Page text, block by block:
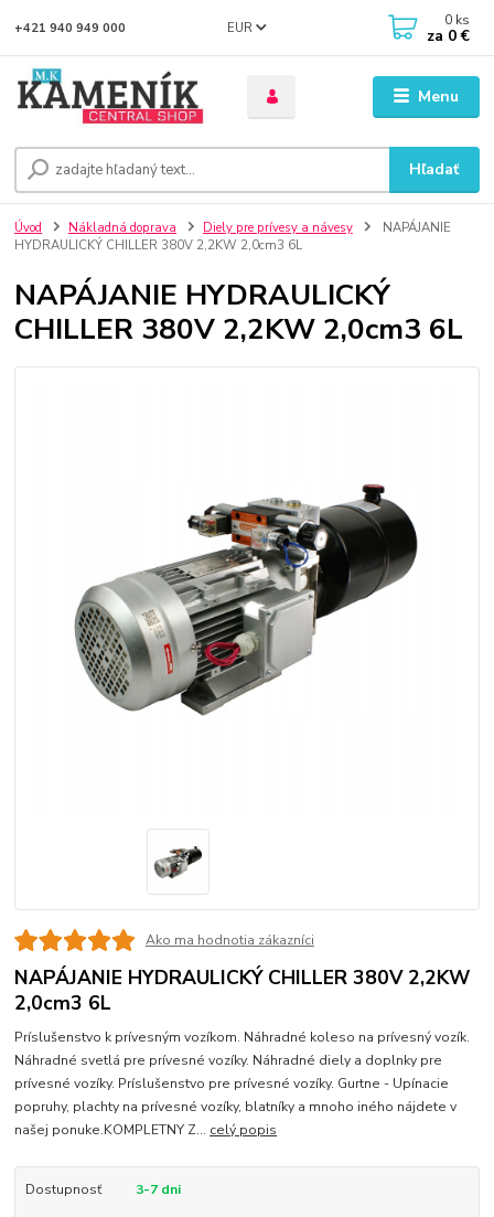
Menu
EUR
Hľadať
+421 940 949 000 0 ks
za 0 €
Úvod Nákladná doprava Diely pre prívesy a návesy
NAPÁJANIE
HYDRAULICKÝ CHILLER 380V 2,2KW 2,0cm3 6L
NAPÁJANIE HYDRAULICKÝ
CHILLER 380V 2,2KW 2,0cm3 6L
Ako ma hodnotia zákazníci
NAPÁJANIE HYDRAULICKÝ CHILLER 380V 2,2KW
2,0cm3 6L
Príslušenstvo k prívesným vozíkom. Náhradné koleso na prívesný vozík.
Náhradné svetlá pre prívesné vozíky. Náhradné diely a doplnky pre
prívesné vozíky. Príslušenstvo pre prívesné vozíky. Gurtne - Upínacie
popruhy, plachty na prívesné vozíky, blatníky a mnoho iného nájdete v
našej ponuke.KOMPLETNY Z... celý popis
Dostupnosť 3-7 dni